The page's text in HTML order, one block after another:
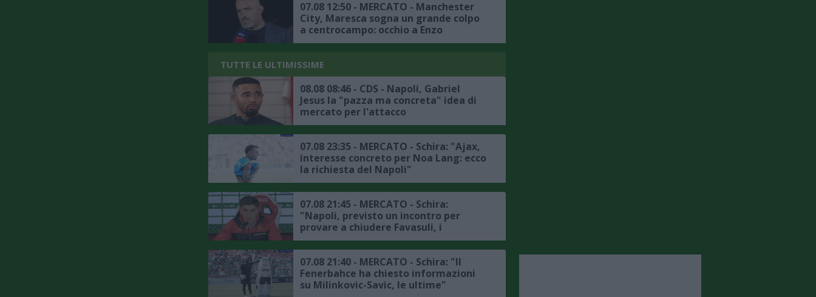
07.08 12:50 - MERCATO - Manchester
City, Maresca sogna un grande colpo
a centrocampo: occhio a Enzo
Fernandez
TUTTE LE ULTIMISSIME
08.08 08:46 - CDS - Napoli, Gabriel
Jesus la "pazza ma concreta" idea di
mercato per l'attacco
07.08 23:35 - MERCATO - Schira: "Ajax,
interesse concreto per Noa Lang: ecco
la richiesta del Napoli"
07.08 21:45 - MERCATO - Schira:
"Napoli, previsto un incontro per
provare a chiudere Favasuli, i
dettagli"
07.08 21:40 - MERCATO - Schira: "Il
Fenerbahce ha chiesto informazioni
su Milinkovic-Savic, le ultime"